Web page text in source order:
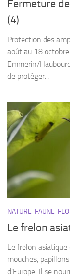
Fermeture
(4)
Protection des
août au 18
Emmerin/
de protéger...
NATURE-FAUNE-
Le frelon
Le frelon asiatique
mouches,
d’Europe. Il se